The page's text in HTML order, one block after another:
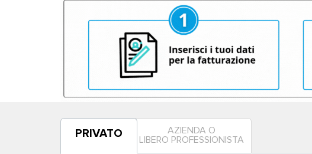
PRIVATO
AZIENDA O
LIBERO PROFESSIONISTA